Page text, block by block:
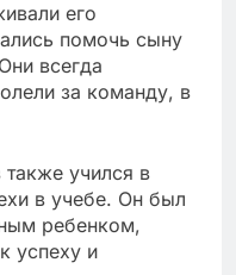
его
помочь сыну
всегда
за команду, в
учился в
в учебе. Он был
ребенком,
успеху и